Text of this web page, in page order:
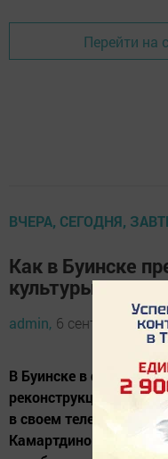
Перейти на
ВЧЕРА, СЕГОДНЯ,
Как в Буинске
культуры по
admin, 6 сентября 2023
В Буинске в
реконструкции
в своем телеграм-
Камартдинов, открыть